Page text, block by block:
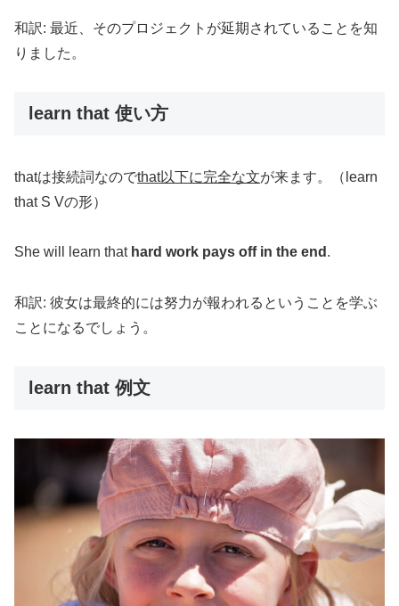
和訳: 最近、そのプロジェクトが延期されていることを知
りました。
learn that 使い方
thatは接続詞なのでthat以下に完全な文が来ます。（learn
that S Vの形）
She will learn that hard work pays off in the end .
和訳: 彼女は最終的には努力が報われるということを学ぶ
ことになるでしょう。
learn that 例文